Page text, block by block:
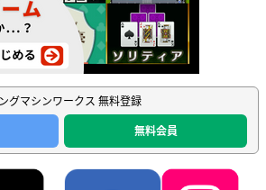
グマシンワークス 無料登録
無料会員